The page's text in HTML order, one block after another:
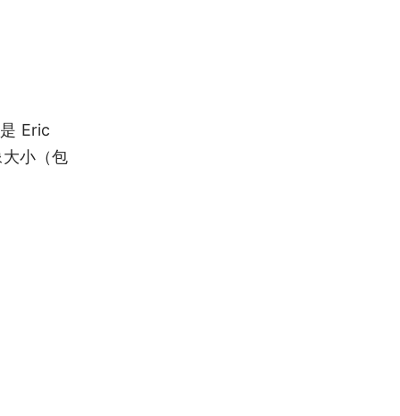
Eric
小（包